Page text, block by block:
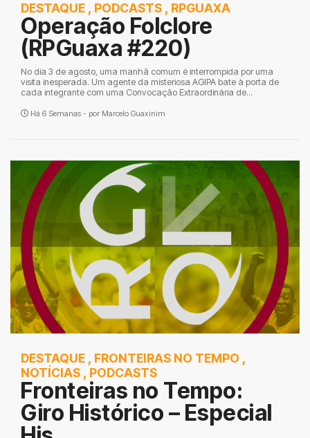
DESTAQUE , PODCASTS , RPGUAXA
Operação Folclore
(RPGuaxa #220)
No dia 3 de agosto, uma manhã comum é interrompida por uma
visita inesperada. Um agente da misteriosa AGIPA bate à porta de
cada integrante com uma Convocação Extraordinária de...
Há 6 Semanas - por Marcelo Guaxinim
DESTAQUE , FRONTEIRAS NO TEMPO ,
NOTÍCIAS , PODCASTS
Fronteiras no Tempo:
Giro Histórico – Especial